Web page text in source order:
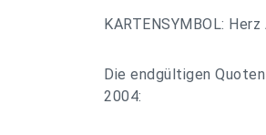
KARTENSYMBOL:
Die endgültigen
2004: